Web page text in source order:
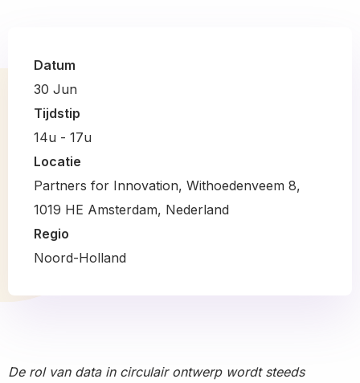
Datum
30 Jun
Tijdstip
14u - 17u
Locatie
Partners for Innovation, Withoedenveem 8,
1019 HE Amsterdam, Nederland
Regio
Noord-Holland
De rol van data in circulair ontwerp wordt steeds